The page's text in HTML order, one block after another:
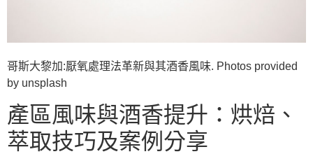
哥斯大黎加:厭氧處理法革新與其酒香風味. Photos provided
by unsplash
產區風味與酒香提升：烘焙、
萃取技巧及案例分享